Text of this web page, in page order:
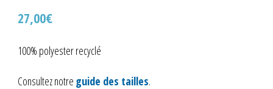
27,00€
100% polyester recyclé
Consultez notre guide des tailles.